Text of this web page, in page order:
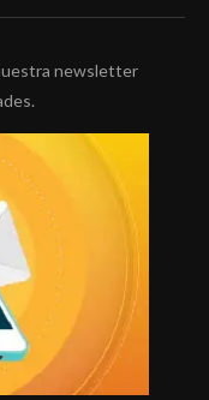
newsletter